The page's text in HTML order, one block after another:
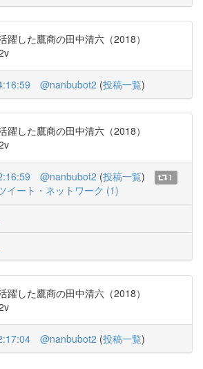
躍した鷹商の田中清六（2018）
@nanbubot2 (投稿一覧)
躍した鷹商の田中清六（2018）
@nanbubot2 (投稿一覧)
1
イート・ネットワーク (1)
躍した鷹商の田中清六（2018）
@nanbubot2 (投稿一覧)